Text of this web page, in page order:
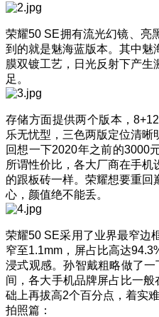
荣耀50 SE拥有流光幻镜、亮
到的就是魅海蓝版本。其中魅
膜双镀工艺，日光反射下产
足。
存储方面提供两个版本，
乐无忧型，三色两版定位清晰
回想一下2020年之前的3000
所谓性价比，各大厂商在手
的跟板砖一样。荣耀想要重
心，颜值绝不能丢。
荣耀50 SE采用了业界最窄边
窄至1.1mm，屏占比高达
浸式观感。孙智戴粗略做了
间，各大手机品牌屏占比一
础上再拔高2个百分点，着实难
拍照篇：